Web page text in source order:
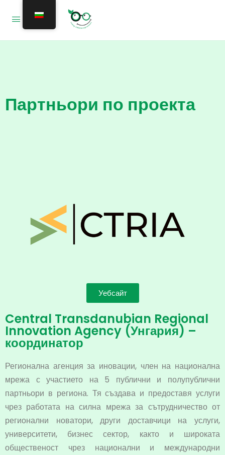
Партньори по проекта
Уебсайт
Central Transdanubian Regional
Innovation Agency (Унгария) –
координатор
Регионална агенция за иновации, член на национална
мрежа с участието на 5 публични и полупублични
партньори в региона. Тя създава и предоставя услуги
чрез работата на силна мрежа за сътрудничество от
регионални новатори, други доставчици на услуги,
университети, бизнес сектор, както и широката
общественост чрез национални и международни